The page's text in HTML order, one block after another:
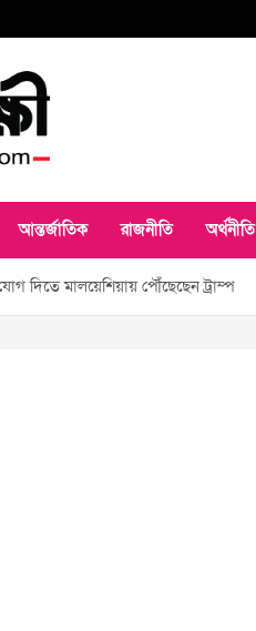
আন্তর্জাতিক রাজনীতি অর্থনীতি
দিতে মালয়েশিয়ায় পৌঁছেছেন ট্রাম্প